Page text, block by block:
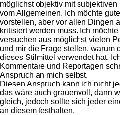
möglichst objektiv mit
vom Allgemeinen. Ich möchte
vorstellen, aber vor allen Dingen
kritisiert werden muss. Ich
versuchen aus möglichst vielen
und mir die Frage stellen, warum
dieses Stilmittel verwendet hat.
Kommentare und Reportagen
Anspruch an mich selbst.
Diesen Anspruch kann ich nicht
das wäre auch grauenvoll, dann
gleich, jedoch sollte sich jeder
an diesem festhalten.